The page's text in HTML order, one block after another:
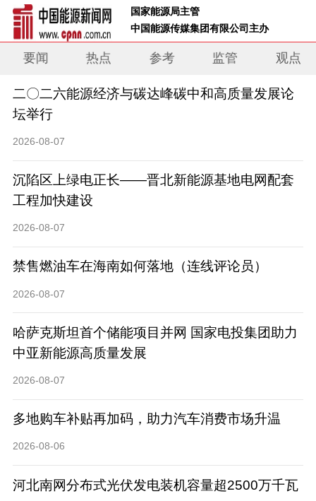
国家能源局主管
中国能源传媒集团有限公司主办
要闻 热点 参考 监管 观点
二〇二六能源经济与碳达峰碳中和高质量发展论
坛举行
2026-08-07
沉陷区上绿电正长——晋北新能源基地电网配套
工程加快建设
2026-08-07
禁售燃油车在海南如何落地（连线评论员）
2026-08-07
哈萨克斯坦首个储能项目并网 国家电投集团助力
中亚新能源高质量发展
2026-08-07
多地购车补贴再加码，助力汽车消费市场升温
2026-08-06
河北南网分布式光伏发电装机容量超2500万千瓦